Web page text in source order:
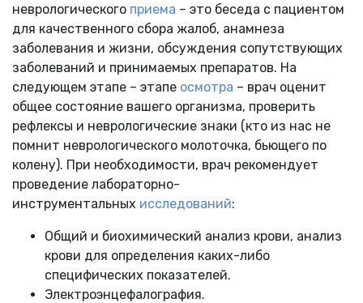
неврологического приема – это беседа с пациентом
для качественного сбора жалоб, анамнеза
заболевания и жизни, обсуждения сопутствующих
заболеваний и принимаемых препаратов. На
следующем этапе – этапе осмотра – врач оценит
общее состояние вашего организма, проверить
рефлексы и неврологические знаки (кто из нас не
помнит неврологического молоточка, бьющего по
колену). При необходимости, врач рекомендует
проведение лабораторно-
инструментальных исследований:
Общий и биохимический анализ крови, анализ
крови для определения каких-либо
специфических показателей.
Электроэнцефалография.